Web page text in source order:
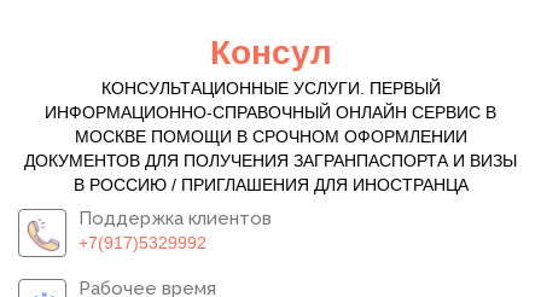
Консул
КОНСУЛЬТАЦИОННЫЕ УСЛУГИ. ПЕРВЫЙ
ИНФОРМАЦИОННО-СПРАВОЧНЫЙ ОНЛАЙН СЕРВИС В
МОСКВЕ ПОМОЩИ В СРОЧНОМ ОФОРМЛЕНИИ
ДОКУМЕНТОВ ДЛЯ ПОЛУЧЕНИЯ ЗАГРАНПАСПОРТА И ВИЗЫ
В РОССИЮ / ПРИГЛАШЕНИЯ ДЛЯ ИНОСТРАНЦА
Поддержка клиентов
+7(917)5329992
Рабочее время